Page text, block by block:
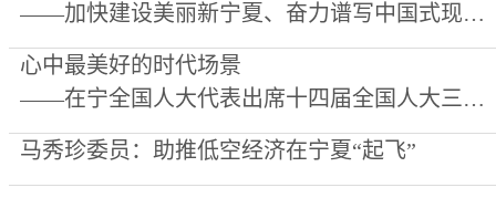
——加快建设美丽新宁夏、奋力谱写中国式现代化宁夏篇章①
心中最美好的时代场景
——在宁全国人大代表出席十四届全国人大三次会议开幕会侧记
马秀珍委员：助推低空经济在宁夏“起飞”